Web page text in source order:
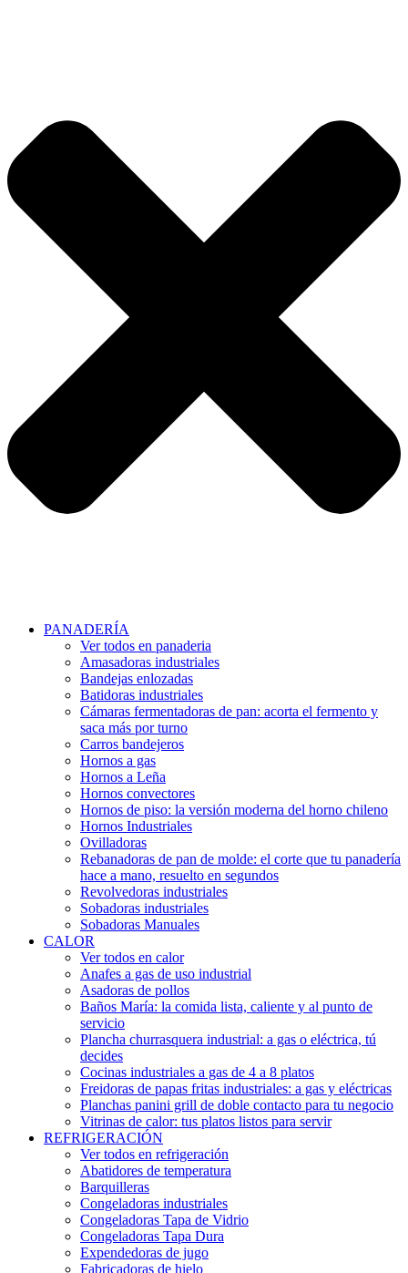
PANADERÍA
Ver todos en panaderia
Amasadoras industriales
Bandejas enlozadas
Batidoras industriales
Cámaras fermentadoras de pan: acorta el fermento y
saca más por turno
Carros bandejeros
Hornos a gas
Hornos a Leña
Hornos convectores
Hornos de piso: la versión moderna del horno chileno
Hornos Industriales
Ovilladoras
Rebanadoras de pan de molde: el corte que tu panadería
hace a mano, resuelto en segundos
Revolvedoras industriales
Sobadoras industriales
Sobadoras Manuales
CALOR
Ver todos en calor
Anafes a gas de uso industrial
Asadoras de pollos
Baños María: la comida lista, caliente y al punto de
servicio
Plancha churrasquera industrial: a gas o eléctrica, tú
decides
Cocinas industriales a gas de 4 a 8 platos
Freidoras de papas fritas industriales: a gas y eléctricas
Planchas panini grill de doble contacto para tu negocio
Vitrinas de calor: tus platos listos para servir
REFRIGERACIÓN
Ver todos en refrigeración
Abatidores de temperatura
Barquilleras
Congeladoras industriales
Congeladoras Tapa de Vidrio
Congeladoras Tapa Dura
Expendedoras de jugo
Fabricadoras de hielo